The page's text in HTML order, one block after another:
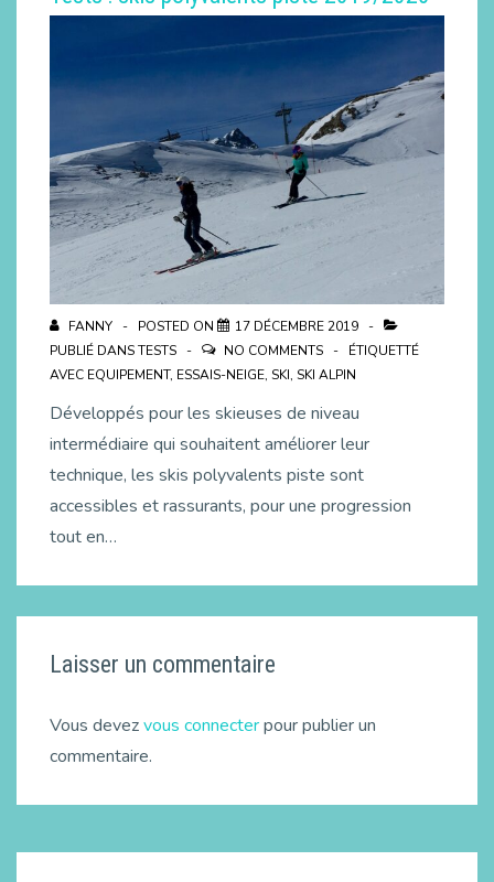
FANNY POSTED ON
17 DÉCEMBRE 2019
PUBLIÉ DANSTESTS NO COMMENTS
ÉTIQUETTÉ
AVEC EQUIPEMENT, ESSAIS-NEIGE, SKI, SKI ALPIN
Développés pour les skieuses de niveau
intermédiaire qui souhaitent améliorer leur
technique, les skis polyvalents piste sont
accessibles et rassurants, pour une progression
tout en…
Laisser un commentaire
Vous devezvous connecterpour publier un
commentaire.